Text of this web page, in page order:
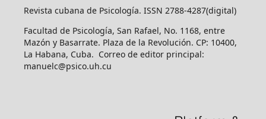
Revista cubana de Psicología. ISSN 2788-4287(digital)
Facultad de Psicología, San Rafael, No. 1168, entre
Mazón y Basarrate. Plaza de la Revolución. CP: 10400,
La Habana, Cuba. Correo de editor principal:
manuelc@psico.uh.cu